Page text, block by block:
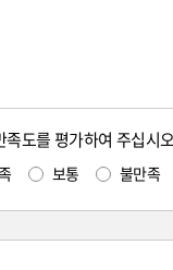
족도를 평가하여 주십시
보통 불만족